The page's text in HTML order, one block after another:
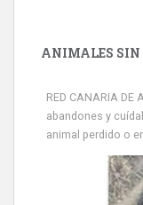
ANIMALES SIN
RED CANARIA DE
abandones y
animal perdido o